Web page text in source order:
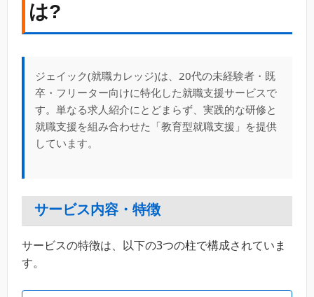
は?
ジェイック(就職カレッジ)は、20代の未経験者・既
卒・フリーター向けに特化した就職支援サービスで
す。単なる求人紹介にとどまらず、実践的な研修と
就職支援を組み合わせた「教育型就職支援」を提供
しています。
サービス内容・特徴
サービスの特徴は、以下の3つの柱で構成されていま
す。